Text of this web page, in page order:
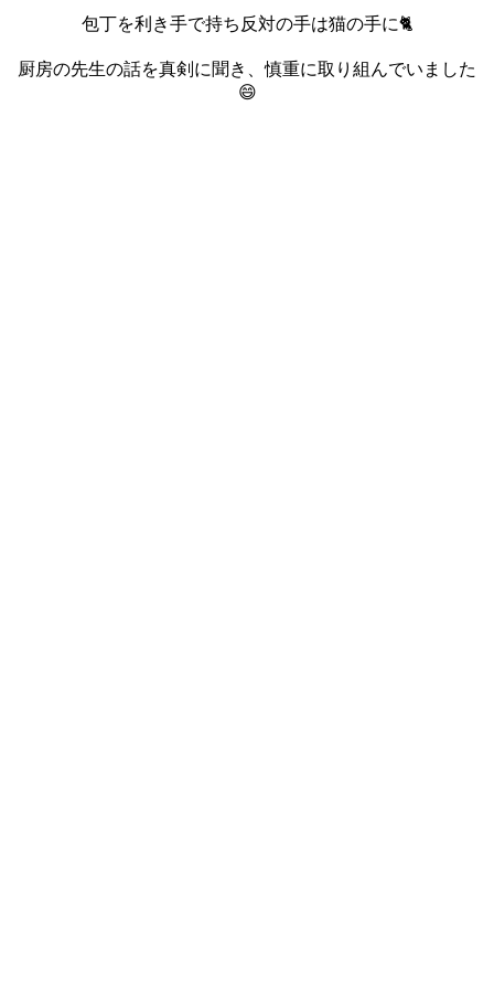
包丁を利き手で持ち反対の手は猫の手に🐈
厨房の先生の話を真剣に聞き、慎重に取り組んでいました
😄